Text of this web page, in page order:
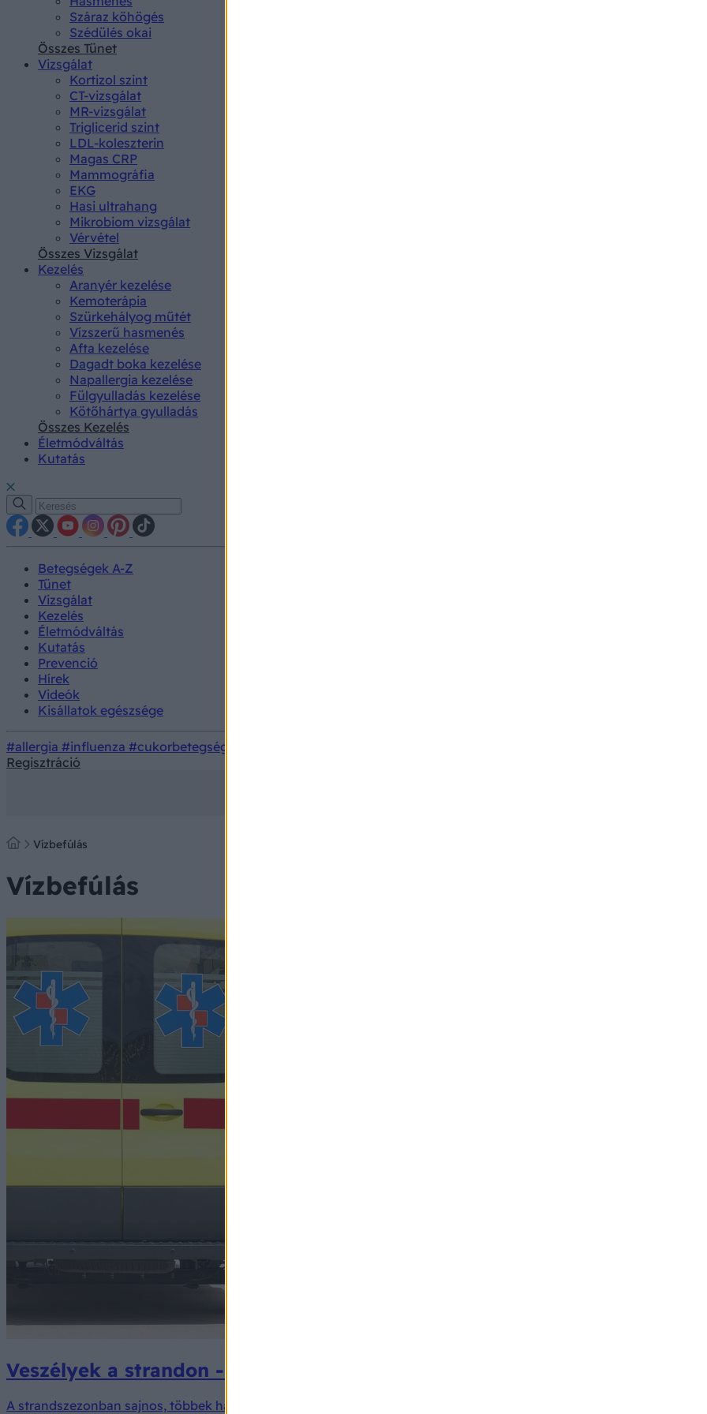
Száraz köhögés
Szédülés okai
Összes Tünet
Vizsgálat
Kortizol szint
CT-vizsgálat
MR-vizsgálat
Triglicerid szint
LDL-koleszterin
Magas CRP
Mammográfia
EKG
Hasi ultrahang
Mikrobiom vizsgálat
Vérvétel
Összes Vizsgálat
Kezelés
Aranyér kezelése
Kemoterápia
Szürkehályog műtét
Vízszerű hasmenés
Afta kezelése
Dagadt boka kezelése
Napallergia kezelése
Fülgyulladás kezelése
Kötőhártya gyulladás
Összes Kezelés
Életmódváltás
Kutatás
Betegségek A-Z
Tünet
Vizsgálat
Kezelés
Életmódváltás
Kutatás
Prevenció
Hírek
Videók
Kisállatok egészsége
#allergia #influenza #cukorbetegség
Regisztráció
Vízbefúlás
Vízbefúlás
Veszélyek a strandon - hogyan kerülhetők el a tragédiák? Ezeket
A strandszezonban sajnos, többek halálát a vízbe fulladás okozza. A szakemberek szerint elkerülhetők a tragédiák,